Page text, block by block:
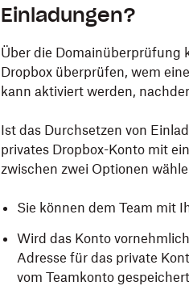
Einladungen?
Über die Domainüberprüfung
Dropbox überprüfen, wem
kann aktiviert werden,
Ist das Durchsetzen von
privates Dropbox-Konto mit
zwischen zwei Optionen
Sie können dem Team mit
Wird das Konto
Adresse für das private
vom Teamkonto